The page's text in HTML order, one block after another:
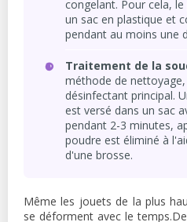
congelant. Pour cela,
un sac en plastique et
pendant au moins une
Traitement de la
méthode de
désinfectant principal.
est versé dans un sac
pendant 2-3 minutes,
poudre est éliminé à
d'une brosse.
Même les jouets de la plus
se déforment avec le